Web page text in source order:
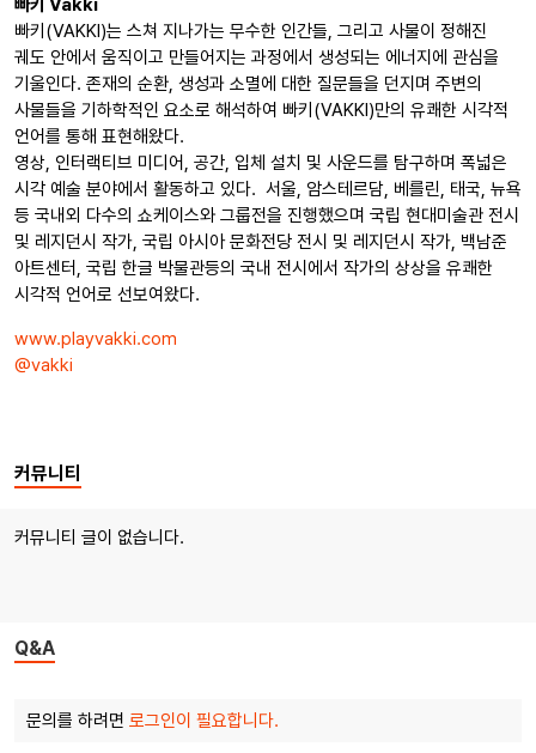
빠키 Vakki
빠키(VAKKI)는 스쳐 지나가는 무수한 인간들, 그리고 사물이 정해진
궤도 안에서 움직이고 만들어지는 과정에서 생성되는 에너지에 관심을
기울인다. 존재의 순환, 생성과 소멸에 대한 질문들을 던지며 주변의
사물들을 기하학적인 요소로 해석하여 빠키(VAKKI)만의 유쾌한 시각적
언어를 통해 표현해왔다.
영상, 인터랙티브 미디어, 공간, 입체 설치 및 사운드를 탐구하며 폭넓은
시각 예술 분야에서 활동하고 있다. 서울, 암스테르담, 베를린, 태국, 뉴욕
등 국내외 다수의 쇼케이스와 그룹전을 진행했으며 국립 현대미술관 전시
및 레지던시 작가, 국립 아시아 문화전당 전시 및 레지던시 작가, 백남준
아트센터, 국립 한글 박물관등의 국내 전시에서 작가의 상상을 유쾌한
시각적 언어로 선보여왔다.
www.playvakki.com
@vakki
커뮤니티
커뮤니티 글이 없습니다.
Q&A
문의를 하려면 로그인이 필요합니다.